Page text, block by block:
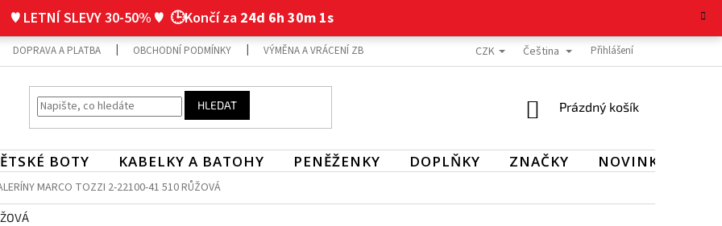
♥ LETNÍ SLEVY 30-50% ♥ 🕒Končí za 24d 6h 30m 0s
DOPRAVA A PLATBA OBCHODNÍ PODMÍNKY VÝMĚNA A VRÁCENÍ ZBOŽÍ REKLAMAČNÍ ŘÁD OCHRANA OSOBNÍCH ÚDAJŮ
CZK Čeština Přihlášení
HLEDAT
NÁKUPNÍ
Prázdný košík
BOTY KABELKY A BATOHY PENĚŽENKY DOPLŇKY ZNAČKY NOVINKY
MARCO TOZZI 2-22100-41 510 RŮŽOVÁ